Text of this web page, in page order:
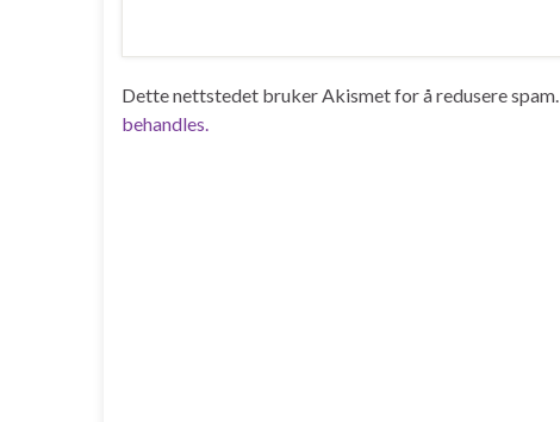
Dette nettstedet bruker Akismet for å redusere spam.
behandles.